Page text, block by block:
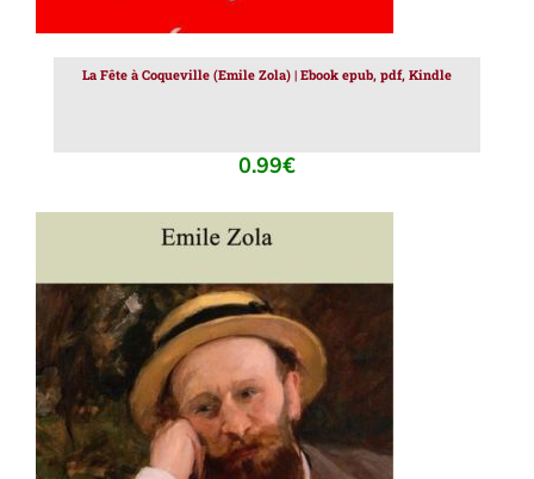
La Fête à Coqueville (Emile Zola) | Ebook epub, pdf, Kindle
0.99€
AJOUTER AU PANIER / DÉTAILS